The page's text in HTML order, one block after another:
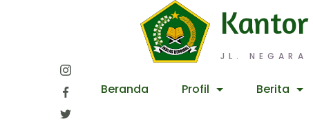
JL.
Beranda Profil Berita